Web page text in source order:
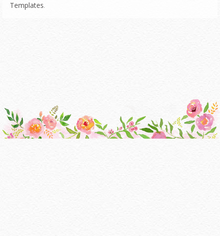
Templates.